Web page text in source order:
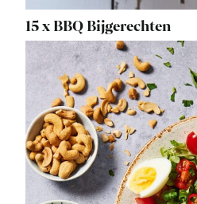
15 x BBQ Bijgerechten